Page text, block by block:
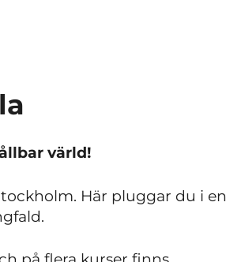
värld!
Här pluggar du i en